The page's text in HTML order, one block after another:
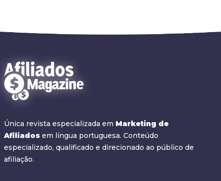
Única revista especializada em Marketing de
Afiliados em língua portuguesa. Conteúdo
especializado, qualificado e direcionado ao público de
afiliação.